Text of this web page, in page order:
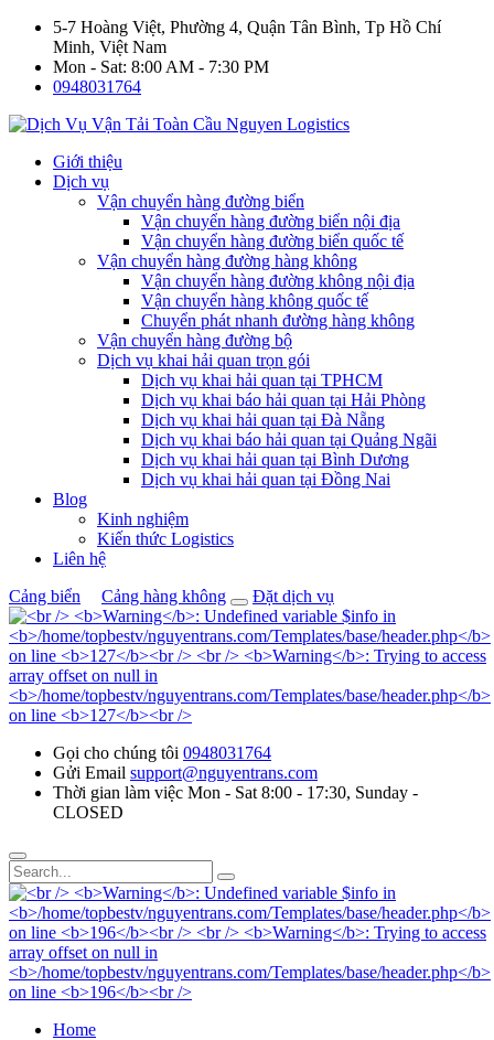
5-7 Hoàng Việt, Phường 4, Quận Tân Bình, Tp Hồ Chí
Minh, Việt Nam
Mon - Sat: 8:00 AM - 7:30 PM
0948031764
Giới thiệu
Dịch vụ
Vận chuyển hàng đường biển
Vận chuyển hàng đường biển nội địa
Vận chuyển hàng đường biển quốc tế
Vận chuyển hàng đường hàng không
Vận chuyển hàng đường không nội địa
Vận chuyển hàng không quốc tế
Chuyển phát nhanh đường hàng không
Vận chuyển hàng đường bộ
Dịch vụ khai hải quan trọn gói
Dịch vụ khai hải quan tại TPHCM
Dịch vụ khai báo hải quan tại Hải Phòng
Dịch vụ khai hải quan tại Đà Nẵng
Dịch vụ khai báo hải quan tại Quảng Ngãi
Dịch vụ khai hải quan tại Bình Dương
Dịch vụ khai hải quan tại Đồng Nai
Blog
Kinh nghiệm
Kiến thức Logistics
Liên hệ
Cảng biển
Cảng hàng không Đặt dịch vụ
Gọi cho chúng tôi 0948031764
Gửi Email support@nguyentrans.com
Thời gian làm việc Mon - Sat 8:00 - 17:30, Sunday -
CLOSED
Home